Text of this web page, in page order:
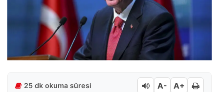
25 dk okuma süresi A- A+